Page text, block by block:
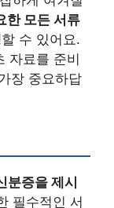
한 모든 서류
할 수 있어요.
자료를 준비
장 중요하답
분증을 제시
필수적인 서